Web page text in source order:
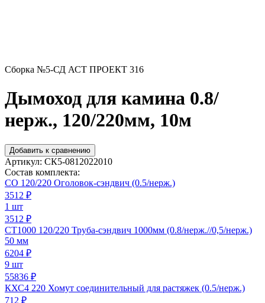
Сборка №5-СД АСТ ПРОЕКТ 316
Дымоход для камина 0.8/
нерж., 120/220мм, 10м
Добавить к сравнению
Артикул: СК5-0812022010
Состав комплекта:
СО 120/220 Оголовок-сэндвич (0.5/нерж.)
3512 ₽
1 шт
3512 ₽
СТ1000 120/220 Труба-сэндвич 1000мм (0.8/нерж.//0,5/нерж.)
50 мм
6204 ₽
9 шт
55836 ₽
КХС4 220 Хомут соединительный для растяжек (0.5/нерж.)
712 ₽